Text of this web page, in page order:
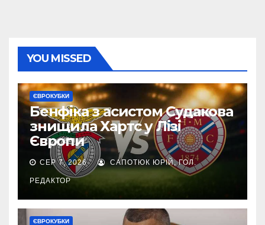
YOU MISSED
ЄВРОКУБКИ
Бенфіка з асистом Судакова
знищила Хартс у Лізі
Європи
СЕР 7, 2026 САПОТЮК ЮРІЙ, ГОЛ.
РЕДАКТОР
ЄВРОКУБКИ